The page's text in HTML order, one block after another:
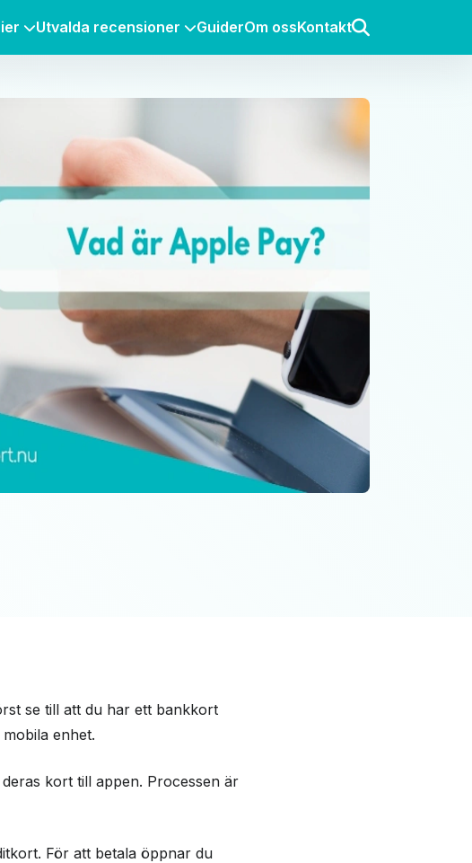
Utvalda recensioner GuiderOm ossKontakt
se till att du har ett bankkort
enhet.
kort till appen. Processen är
För att betala öppnar du